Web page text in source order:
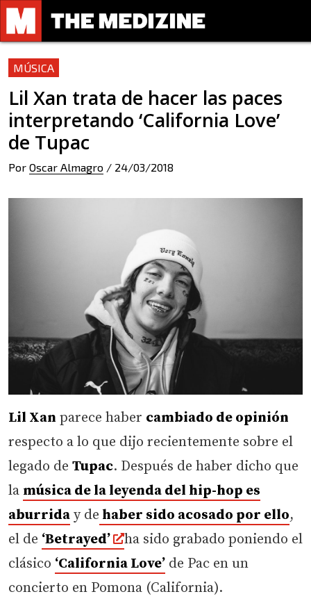
MÚSICA
Lil Xan trata de hacer las paces
interpretando ‘California Love’
de Tupac
Por Oscar Almagro / 24/03/2018
Lil Xan parece haber cambiado de opinión
respecto a lo que dijo recientemente sobre el
legado de Tupac. Después de haber dicho que
la música de la leyenda del hip-hop es
aburrida y de haber sido acosado por ello,
el de ‘Betrayed’
ha sido grabado poniendo el
clásico ‘California Love’ de Pac en un
concierto en Pomona (California).